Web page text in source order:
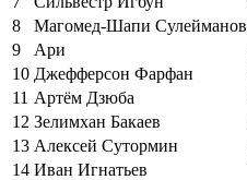
8
Магомед-Шапи Сулейманов
9
Ари
10 Джефферсон Фарфан
11 Артём Дзюба
12 Зелимхан Бакаев
13 Алексей Сутормин
14 Иван Игнатьев